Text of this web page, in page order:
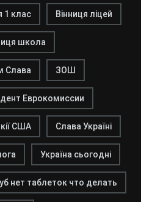
1 клас Вінниця ліцей
школа
Слава ЗОШ
Еврокомиссии
США Слава Україні
Україна сьогодні
нет таблеток что делать